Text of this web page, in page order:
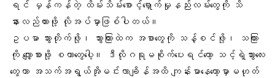
ရင် မှန်ကန်တဲ့ ထိမ်းသိမ်းစောင့်ရှောက်မှုနည်းလမ်းတွေကို သိ
နားလည်ထားဖို့ လိုအပ်မှာဖြစ်ပါတယ်။
ဥပမာ သွားတိုက်ဖို့၊ သွားကြားထဲက အစာတွေကို သန့်စင်ဖို့၊ သကြား
ကို လျှော့စားဖို့ စတာတွေပေါ့။ ဒီလိုဂရုမစိုက်ပေးရင်တော့ သင့်ရဲ့သွားလေး
တွေဟာ အသက်အရွယ်အိုမင်းလာချိန်အထိ ကျန်းမာနေတော့မှာမဟုတ်